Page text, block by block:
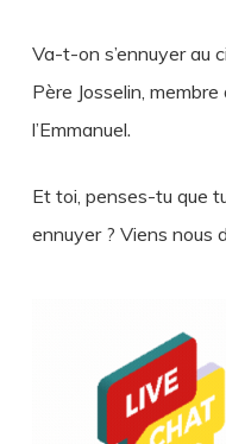
Va-t-on s’ennuyer au
Père Josselin,
l’Emmanuel.
Et toi, penses-tu que
ennuyer ? Viens nous